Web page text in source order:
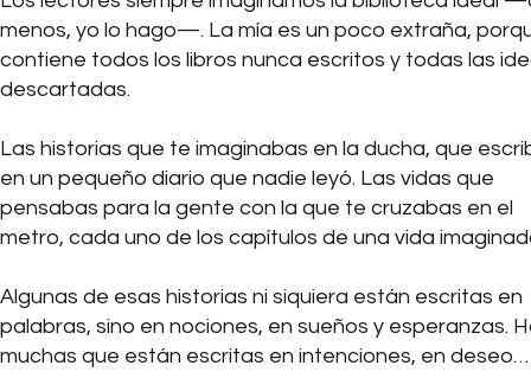
menos, yo lo hago—. La mía es un poco extraña,
contiene todos los libros nunca escritos y todas las
descartadas.
Las historias que te imaginabas en la ducha, que
en un pequeño diario que nadie leyó. Las vidas que
pensabas para la gente con la que te cruzabas en el
metro, cada uno de los capítulos de una vida
Algunas de esas historias ni siquiera están escritas en
palabras, sino en nociones, en sueños y esperanzas.
muchas que están escritas en intenciones, en deseo…